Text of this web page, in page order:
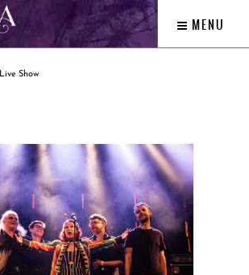
MENU
Live Show